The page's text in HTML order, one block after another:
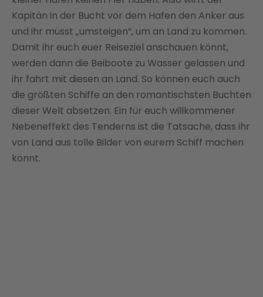
Kapitän in der Bucht vor dem Hafen den Anker aus
und ihr müsst „umsteigen“, um an Land zu kommen.
Damit ihr euch euer Reiseziel anschauen könnt,
werden dann die Beiboote zu Wasser gelassen und
ihr fahrt mit diesen an Land. So können euch auch
die größten Schiffe an den romantischsten Buchten
dieser Welt absetzen. Ein für euch willkommener
Nebeneffekt des Tenderns ist die Tatsache, dass ihr
von Land aus tolle Bilder von eurem Schiff machen
könnt.